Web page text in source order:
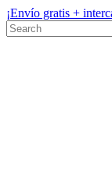
¡Envío gratis +